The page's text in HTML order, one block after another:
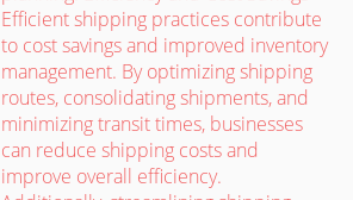
Efficient shipping practices contribute
to cost savings and improved inventory
management. By optimizing shipping
routes, consolidating shipments, and
minimizing transit times, businesses
can reduce shipping costs and
improve overall efficiency.